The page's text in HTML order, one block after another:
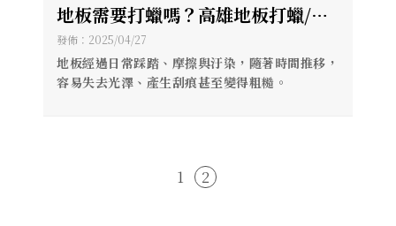
地板需要打蠟嗎？高雄地板打蠟/地
板打蠟工程
發佈：2025/04/27
地板經過日常踩踏、摩擦與汙染，隨著時間推移，
容易失去光澤、產生刮痕甚至變得粗糙。
1 2